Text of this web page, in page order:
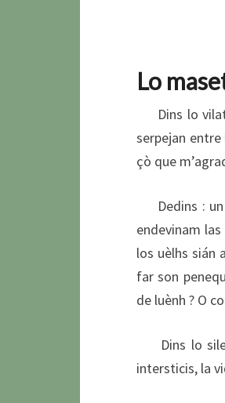
Lo
Dins lo
serpejan entre
çò que
Dedins : un
endevinam
los uèlhs sián
far son
de luènh ? O
Dins lo
intersticis, la